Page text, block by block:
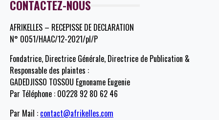
CONTACTEZ-NOUS
AFRIKELLES – RECEPISSE DE DECLARATION
N° 0051/HAAC/12-2021/pl/P
Fondatrice, Directrice Générale, Directrice de Publication &
Responsable des plaintes :
GADEDJISSO TOSSOU Egnoname Eugenie
Par Téléphone : 00228 92 80 62 46
Par Mail : contact@afrikelles.com